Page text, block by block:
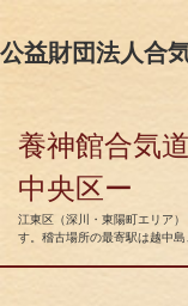
公益財団法人合
養神館合気
中央区ー
江東区（深川・東陽町エリア
す。稽古場所の最寄駅は越中